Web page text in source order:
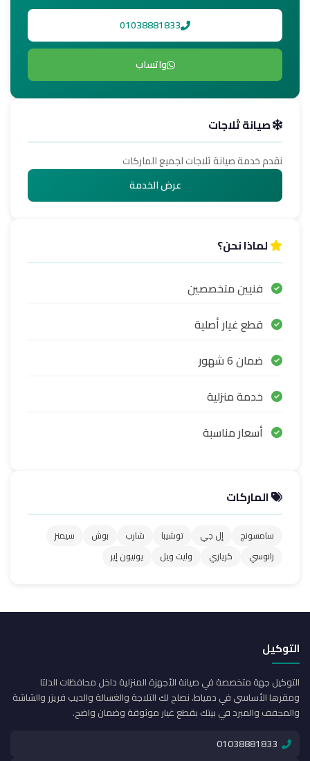
01038881833
واتساب
صيانة ثلاجات
نقدم خدمة صيانة ثلاجات لجميع الماركات
عرض الخدمة
لماذا نحن؟
فنيين متخصصين
قطع غيار أصلية
ضمان 6 شهور
خدمة منزلية
أسعار مناسبة
الماركات
سامسونج إل جي توشيبا شارب بوش
سيمنز
زانوسي
كريازي وايت ويل يونيون إير
التوكيل
التوكيل جهة متخصصة في صيانة الأجهزة المنزلية داخل محافظات الدلتا
ومقرها الأساسي في دمياط. نصلح لك التلاجة والغسالة والديب فريزر والشاشة
والمجفف والمبرد في بيتك بقطع غيار موثوقة وضمان واضح.
01038881833